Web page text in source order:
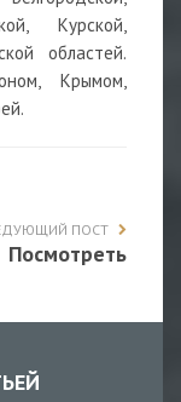
Курской,
областей.
Крымом,
ПОСТ
Посмотреть